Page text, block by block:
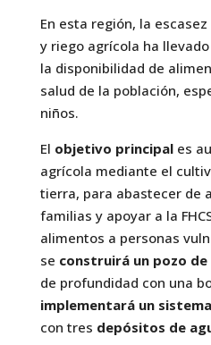
En esta región, la
y riego agrícola ha
la disponibilidad de
salud de la población,
niños.
El objetivo principales
agrícola mediante el
tierra, para abastecer de
familias y apoyar a la
alimentos a personas
se construirá un pozo de
de profundidad con una
implementará un
con tres depósitos de